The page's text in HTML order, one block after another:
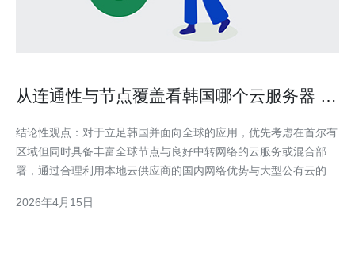
从连通性与节点覆盖看韩国哪个云服务器 更
结论性观点：对于立足韩国并面向全球的应用，优先考虑在首尔有
区域但同时具备丰富全球节点与良好中转网络的云服务或混合部
署，通过合理利用本地云供应商的国内网络优势与大型公有云的海
大化对外覆盖与可用性。 哪个类型的韩国云服务器对连通性更有
2026年4月15日